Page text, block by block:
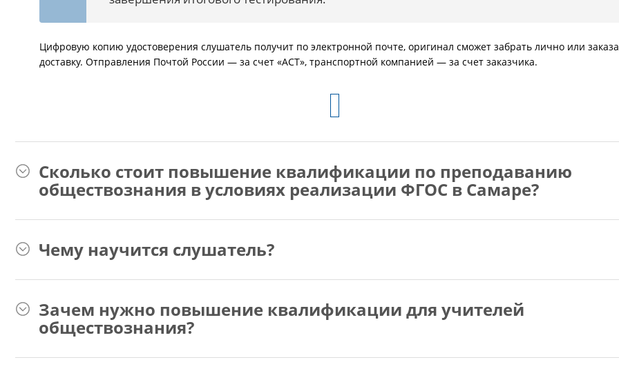
Цифровую копию удостоверения слушатель получит по электронной почте, оригинал сможет забрать лично или
доставку. Отправления Почтой России — за счет «АСТ», транспортной компанией — за счет заказчика.
Сколько стоит повышение квалификации по преподаванию
обществознания в условиях реализации ФГОС в Самаре?
Чему научится слушатель?
Зачем нужно повышение квалификации для учителей
обществознания?